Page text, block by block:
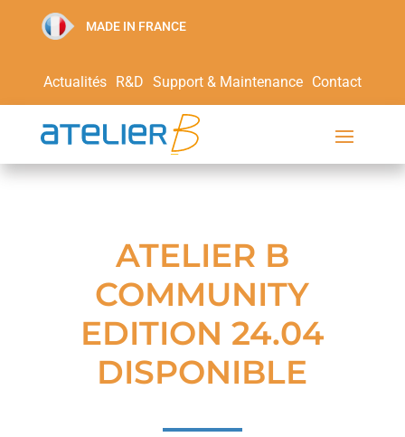
MADE IN FRANCE
Actualités R&D Support & Maintenance Contact
ATELIER B
COMMUNITY
EDITION 24.04
DISPONIBLE